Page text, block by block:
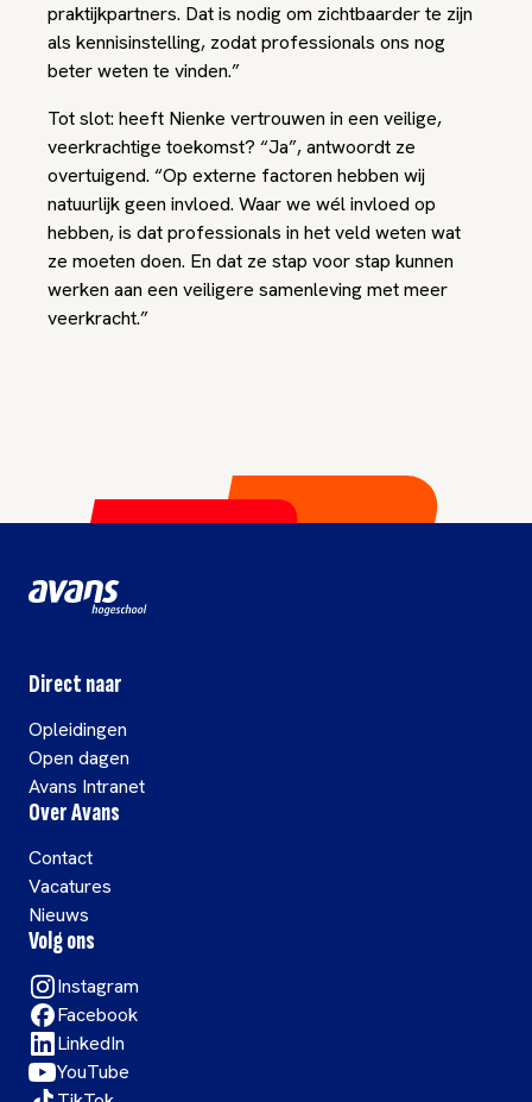
praktijkpartners. Dat is nodig om zichtbaarder te zijn
als kennisinstelling, zodat professionals ons nog
beter weten te vinden.”
Tot slot: heeft Nienke vertrouwen in een veilige,
veerkrachtige toekomst? “Ja”, antwoordt ze
overtuigend. “Op externe factoren hebben wij
natuurlijk geen invloed. Waar we wél invloed op
hebben, is dat professionals in het veld weten wat
ze moeten doen. En dat ze stap voor stap kunnen
werken aan een veiligere samenleving met meer
veerkracht.”
Direct naar
Opleidingen
Open dagen
Avans Intranet
Over Avans
Contact
Vacatures
Nieuws
Volg ons
Instagram
Facebook
LinkedIn
YouTube